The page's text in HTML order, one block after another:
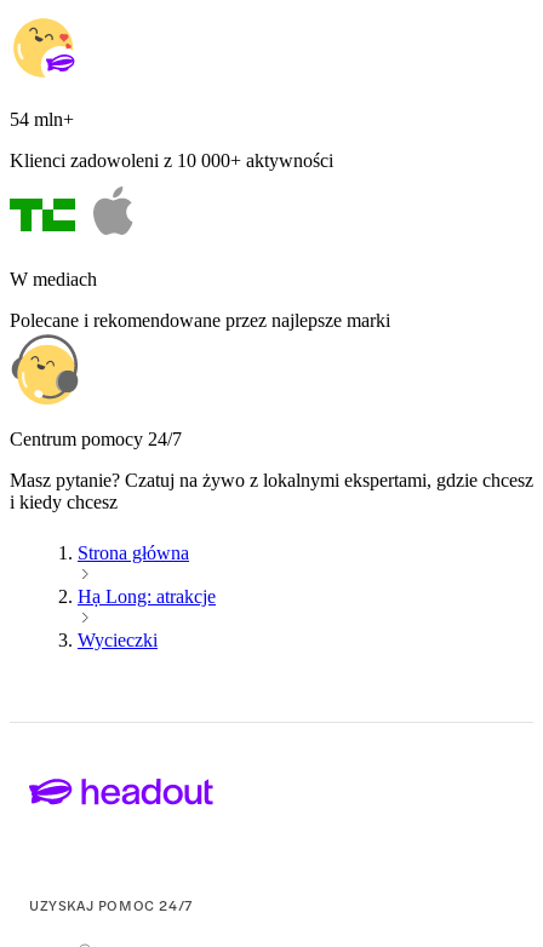
54 mln+
Klienci zadowoleni z 10 000+ aktywności
W mediach
Polecane i rekomendowane przez najlepsze marki
Centrum pomocy 24/7
Masz pytanie? Czatuj na żywo z lokalnymi ekspertami, gdzie chcesz
i kiedy chcesz
Strona główna
Hạ Long: atrakcje
Wycieczki
UZYSKAJ POMOC 24/7